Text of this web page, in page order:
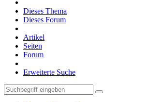
Dieses Thema
Dieses Forum
Artikel
Seiten
Forum
Erweiterte Suche